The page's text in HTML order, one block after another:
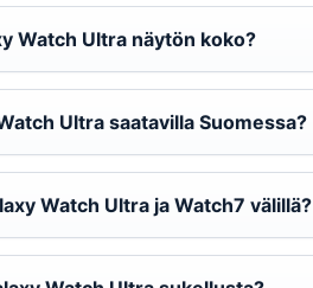
Watch Ultra näytön koko?
Ultra saatavilla Suomessa?
Watch Ultra ja Watch7 välillä?